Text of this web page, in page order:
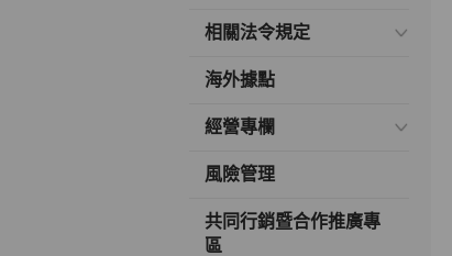
相關法令規定
海外據點
經營專欄
風險管理
共同行銷暨合作推廣專
區